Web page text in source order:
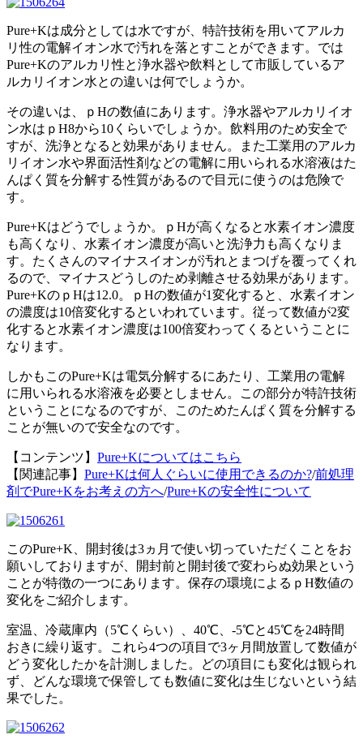
Pure+Kは成分としては水ですが、特許技術を用いてアルカ
リ性の電解イオン水で汚れを落とすことができます。では
Pure+Kのアルカリ性と浄水器や飲料として市販しているア
ルカリイオン水との違いは何でしょうか。
その違いは、ｐHの数値にあります。浄水器やアルカリイオ
ン水はｐH8から10くらいでしょうか。飲料用のため安全で
すが、洗浄となると効果がありません。また工業用のアルカ
リイオン水や界面活性剤などの電解に用いられる水溶液はた
んぱく質を分解する性質があるので目元に使うのは危険で
す。
Pure+Kはどうでしょうか。ｐHが高くなると水素イオン濃度
も高くなり、水素イオン濃度が高いと洗浄力も高くなりま
す。たくさんのマイナスイオンが汚れとまつげを覆ってくれ
るので、マイナスどうしのため剥離させる効果があります。
Pure+KのｐHは12.0。ｐHの数値が1変化すると、水素イオン
の濃度は10倍変化するといわれています。従って数値が2変
化すると水素イオン濃度は100倍変わってくるということに
なります。
しかもこのPure+Kは電気分解するにあたり、工業用の電解
に用いられる水溶液を必要としません。この部分が特許技術
ということになるのですが、このためたんぱく質を分解する
ことが無いので安全なのです。
【コンテンツ】 Pure+Kについてはこちら
【関連記事】 Pure+Kは何人ぐらいに使用できるのか?/前処理
剤でPure+Kをお考えの方へ/Pure+Kの安全性について
このPure+K、開封後は3ヵ月で使い切っていただくことをお
願いしておりますが、開封前と開封後で変わらぬ効果という
ことが特徴の一つにあります。保存の環境によるｐH数値の
変化をご紹介します。
室温、冷蔵庫内（5℃くらい）、40℃、-5℃と45℃を24時間
おきに繰り返す。これら4つの項目で3ヶ月間放置して数値が
どう変化したかを計測しました。どの項目にも変化は観られ
ず、どんな環境で保管しても数値に変化は生じないという結
果でした。